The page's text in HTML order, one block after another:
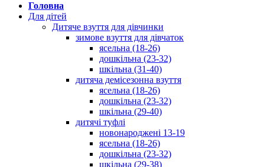
Головна
Для дітей
Дитяче взуття для дівчинки
зимове взуття для дівчаток
ясельна (18-26)
дошкільна (23-32)
шкільна (31-40)
дитяча демісезонна взуття
ясельна (18-26)
дошкільна (23-32)
шкільна (29-40)
дитячі туфлі
новонароджені 13-19
ясельна (18-26)
дошкільна (23-32)
шкільна (29-38)